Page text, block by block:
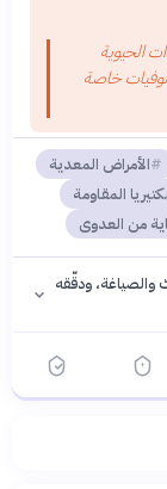
الحيوية
خاصة
الأمراض المعدية
المقاومة
من العدوى
والصياغة، ودقّقه